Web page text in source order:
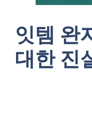
잇템 완
대한 진